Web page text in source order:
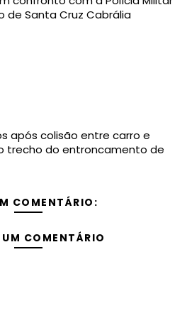
de Santa Cruz Cabrália
após colisão entre carro e
trecho do entroncamento de
COMENTÁRIO:
COMENTÁRIO